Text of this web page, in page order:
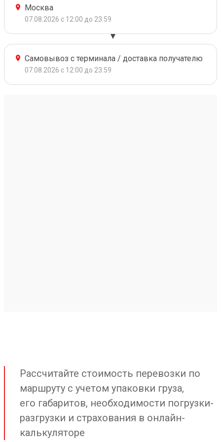
Москва
07.08.2026 с 12:00 до 23:59
Самовывоз с терминала / доставка получателю
07.08.2026 с 12:00 до 23:59
Рассчитайте стоимость перевозки по
маршруту с учетом упаковки груза,
его габаритов, необходимости погрузки-
разгрузки и страхования в онлайн-
калькуляторе